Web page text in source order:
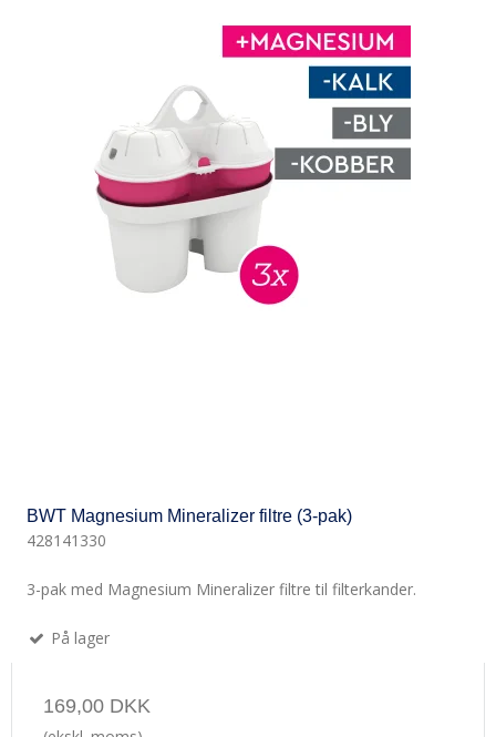
BWT Magnesium Mineralizer filtre (3-pak)
428141330
3-pak med Magnesium Mineralizer filtre til filterkander.
På lager
169,00 DKK